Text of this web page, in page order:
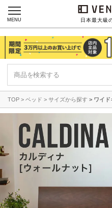
日本最大級
MENU
TOP ベッド サイズから探す ワイ